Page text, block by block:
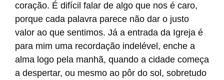
coração. É difícil falar de algo que nos é caro,
porque cada palavra parece não dar o justo
valor ao que sentimos. Já a entrada da Igreja é
para mim uma recordação indelével, enche a
alma logo pela manhã, quando a cidade começa
a despertar, ou mesmo ao pôr do sol, sobretudo